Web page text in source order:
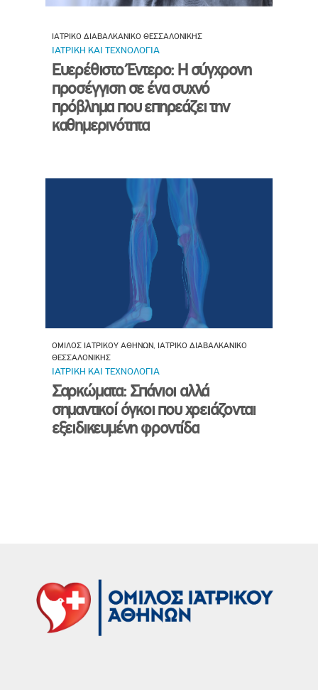
ΙΑΤΡΙΚΟ ΔΙΑΒΑΛΚΑΝΙΚΟ ΘΕΣΣΑΛΟΝΙΚΗΣ
ΙΑΤΡΙΚΗ ΚΑΙ ΤΕΧΝΟΛΟΓΙΑ
Ευερέθιστο Έντερο: Η σύγχρονη
προσέγγιση σε ένα συχνό
πρόβλημα που επηρεάζει την
καθημερινότητα
ΟΜΙΛΟΣ ΙΑΤΡΙΚΟΥ ΑΘΗΝΩΝ, ΙΑΤΡΙΚΟ ΔΙΑΒΑΛΚΑΝΙΚΟ
ΘΕΣΣΑΛΟΝΙΚΗΣ
ΙΑΤΡΙΚΗ ΚΑΙ ΤΕΧΝΟΛΟΓΙΑ
Σαρκώματα: Σπάνιοι αλλά
σημαντικοί όγκοι που χρειάζονται
εξειδικευμένη φροντίδα